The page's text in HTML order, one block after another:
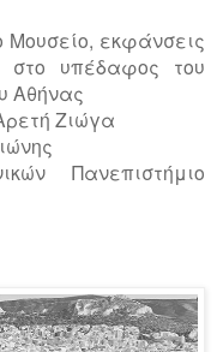
Μουσείο, εκφάνσεις
στο υπέδαφος του
Αθήνας
Ζιώγα
Πανεπιστήμιο